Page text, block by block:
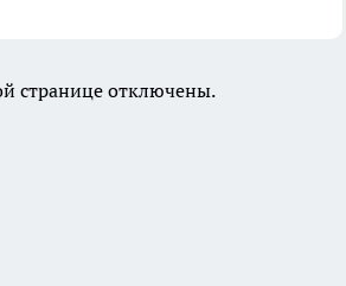
странице отключены.